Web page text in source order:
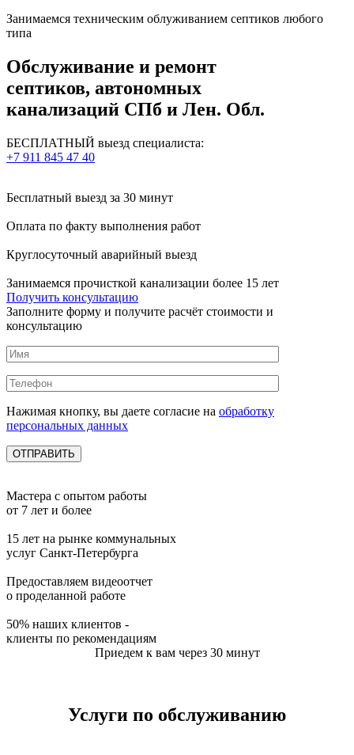
Занимаемся техническим облуживанием септиков любого
типа
Обслуживание и ремонт
септиков, автономных
канализаций СПб и Лен. Обл.
БЕСПЛАТНЫЙ выезд специалиста:
+7 911 845 47 40
Бесплатный выезд за 30 минут
Оплата по факту выполнения работ
Круглосуточный аварийный выезд
Занимаемся прочисткой канализации более 15 лет
Получить консультацию
Заполните форму и получите расчёт стоимости и
консультацию
Нажимая кнопку, вы даете согласие на обработку
персональных данных
Мастера с опытом работы
от 7 лет и более
15 лет на рынке коммунальных
услуг Санкт-Петербурга
Предоставляем видеоотчет
о проделанной работе
50% наших клиентов -
клиенты по рекомендациям
Приедем к вам через 30 минут
Услуги по обслуживанию